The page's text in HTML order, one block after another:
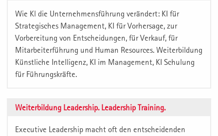
Wie Kl die Unternehmensführung verändert: KI für
Strategisches Management, KI für Vorhersage, zur
Vorbereitung von Entscheidungen, für Verkauf, für
Mitarbeiterführung und Human Resources. Weiterbildung
Künstliche Intelligenz, KI im Management, KI Schulung
für Führungskräfte.
Weiterbildung Leadership. Leadership Training.
Executive Leadership macht oft den entscheidenden